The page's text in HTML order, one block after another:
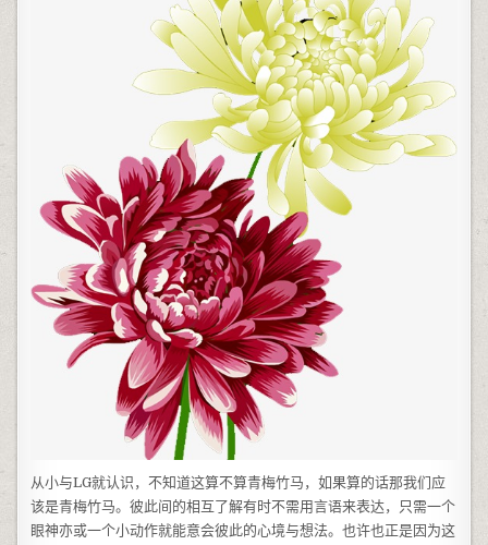
从小与LG就认识，不知道这算不算青梅竹马，如果算的话那我们应
该是青梅竹马。彼此间的相互了解有时不需用言语来表达，只需一个
眼神亦或一个小动作就能意会彼此的心境与想法。也许也正是因为这